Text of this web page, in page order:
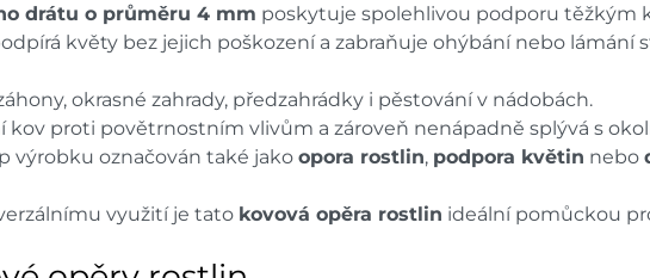
drátu o průměru 4 mm poskytuje spolehlivou podporu těžkým
květy bez jejich poškození a zabraňuje ohýbání nebo
okrasné zahrady, předzahrádky i pěstování v nádobách.
kov proti povětrnostním vlivům a zároveň nenápadně splývá s
výrobku označován také jako opora rostlin, podpora květin nebo
využití je tato kovová opěra rostlin ideální pomůckou